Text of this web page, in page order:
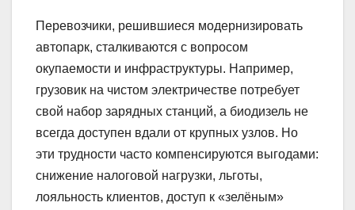
Перевозчики, решившиеся модернизировать
автопарк, сталкиваются с вопросом
окупаемости и инфраструктуры. Например,
грузовик на чистом электричестве потребует
свой набор зарядных станций, а биодизель не
всегда доступен вдали от крупных узлов. Но
эти трудности часто компенсируются выгодами:
снижение налоговой нагрузки, льготы,
лояльность клиентов, доступ к «зелёным»